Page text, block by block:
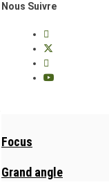
Nous Suivre
Focus
Grand angle